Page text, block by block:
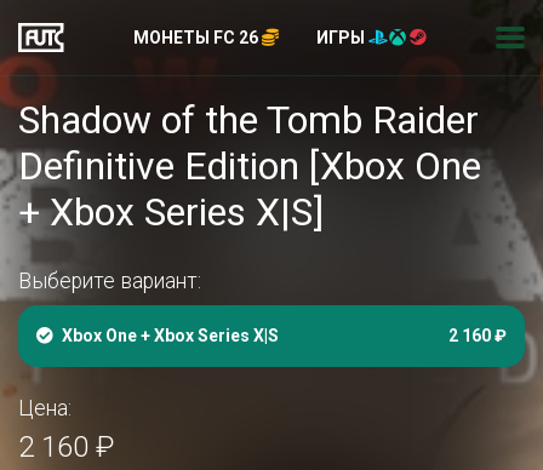
МОНЕТЫ FC 26 ИГРЫ
Shadow of the Tomb Raider
Definitive Edition [Xbox One
+ Xbox Series X|S]
Выберите вариант:
Xbox One + Xbox Series X|S 2 160 ₽
Цена:
2 160 ₽